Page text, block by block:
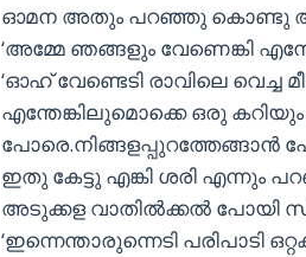
ഓമന അതും പറഞ്ഞു കൊണ്ടു
‘അമ്മേ ഞങ്ങളും വേണെങ്കി
‘ഓഹ് വേണ്ടെടി രാവിലെ
എന്തേങ്കിലുമൊക്കെ ഒരു കറിയും
പോരെ.നിങ്ങളപ്പുറത്തേങ്ങാന്‍
ഇതു കേട്ടു എങ്കി ശരി എന്നും
അടുക്കള വാതില്‍ക്കല്‍ പോയി
‘ഇന്നെന്താരുന്നെടി പരിപാടി